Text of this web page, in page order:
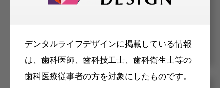
デンタルライフデザインに掲載している情報
は、歯科医師、歯科技工士、歯科衛生士等の
歯科医療従事者の方を対象にしたものです。